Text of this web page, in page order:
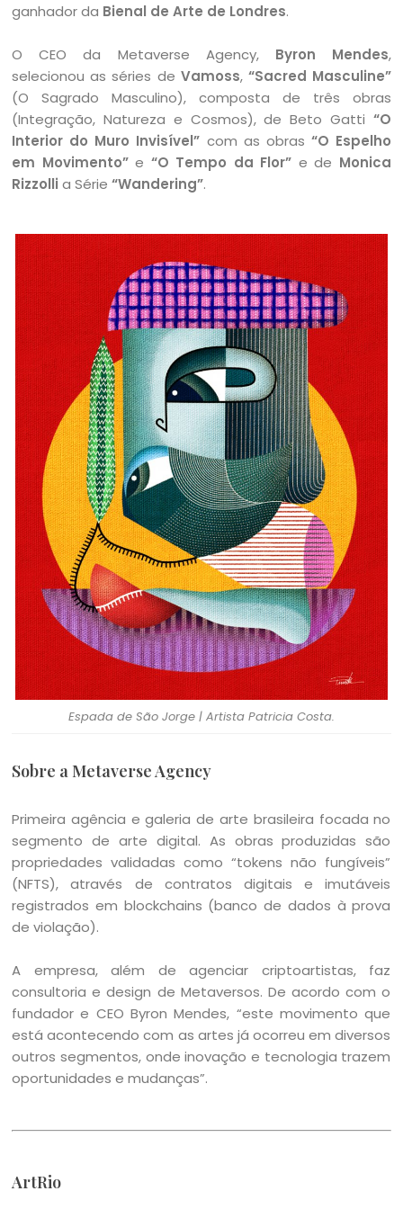
ganhador da Bienal de Arte de Londres.
O CEO da Metaverse Agency, Byron Mendes,
selecionou as séries de Vamoss, “Sacred Masculine”
(O Sagrado Masculino), composta de três obras
(Integração, Natureza e Cosmos), de Beto Gatti “O
Interior do Muro Invisível” com as obras “O Espelho
em Movimento”e “O Tempo da Flor” e de Monica
Rizzolli a Série“Wandering”.
Espada de São Jorge | Artista Patricia Costa.
Sobre a Metaverse Agency
Primeira agência e galeria de arte brasileira focada no
segmento de arte digital. As obras produzidas são
propriedades validadas como “tokens não fungíveis”
(NFTS), através de contratos digitais e imutáveis
registrados em blockchains (banco de dados à prova
de violação).
A empresa, além de agenciar criptoartistas, faz
consultoria e design de Metaversos. De acordo com o
fundador e CEO Byron Mendes, “este movimento que
está acontecendo com as artes já ocorreu em diversos
outros segmentos, onde inovação e tecnologia trazem
oportunidades e mudanças”.
ArtRio